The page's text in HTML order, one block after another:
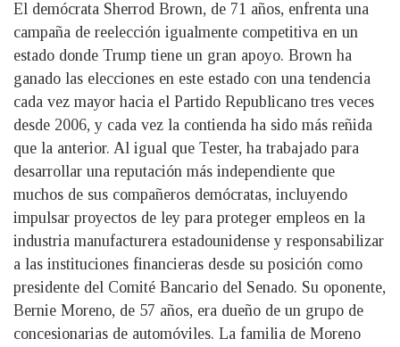
El demócrata Sherrod Brown, de 71 años, enfrenta una
campaña de reelección igualmente competitiva en un
estado donde Trump tiene un gran apoyo. Brown ha
ganado las elecciones en este estado con una tendencia
cada vez mayor hacia el Partido Republicano tres veces
desde 2006, y cada vez la contienda ha sido más reñida
que la anterior. Al igual que Tester, ha trabajado para
desarrollar una reputación más independiente que
muchos de sus compañeros demócratas, incluyendo
impulsar proyectos de ley para proteger empleos en la
industria manufacturera estadounidense y responsabilizar
a las instituciones financieras desde su posición como
presidente del Comité Bancario del Senado. Su oponente,
Bernie Moreno, de 57 años, era dueño de un grupo de
concesionarias de automóviles. La familia de Moreno